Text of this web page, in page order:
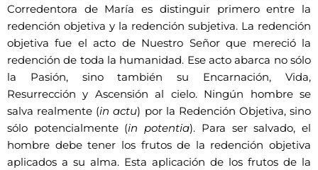
Corredentora de María es distinguir primero entre la
redención objetiva y la redención subjetiva. La redención
objetiva fue el acto de Nuestro Señor que mereció la
redención de toda la humanidad. Ese acto abarca no sólo
la Pasión, sino también su Encarnación, Vida,
Resurrección y Ascensión al cielo. Ningún hombre se
salva realmente (in actu) por la Redención Objetiva, sino
sólo potencialmente (in potentia). Para ser salvado, el
hombre debe tener los frutos de la redención objetiva
aplicados a su alma. Esta aplicación de los frutos de la